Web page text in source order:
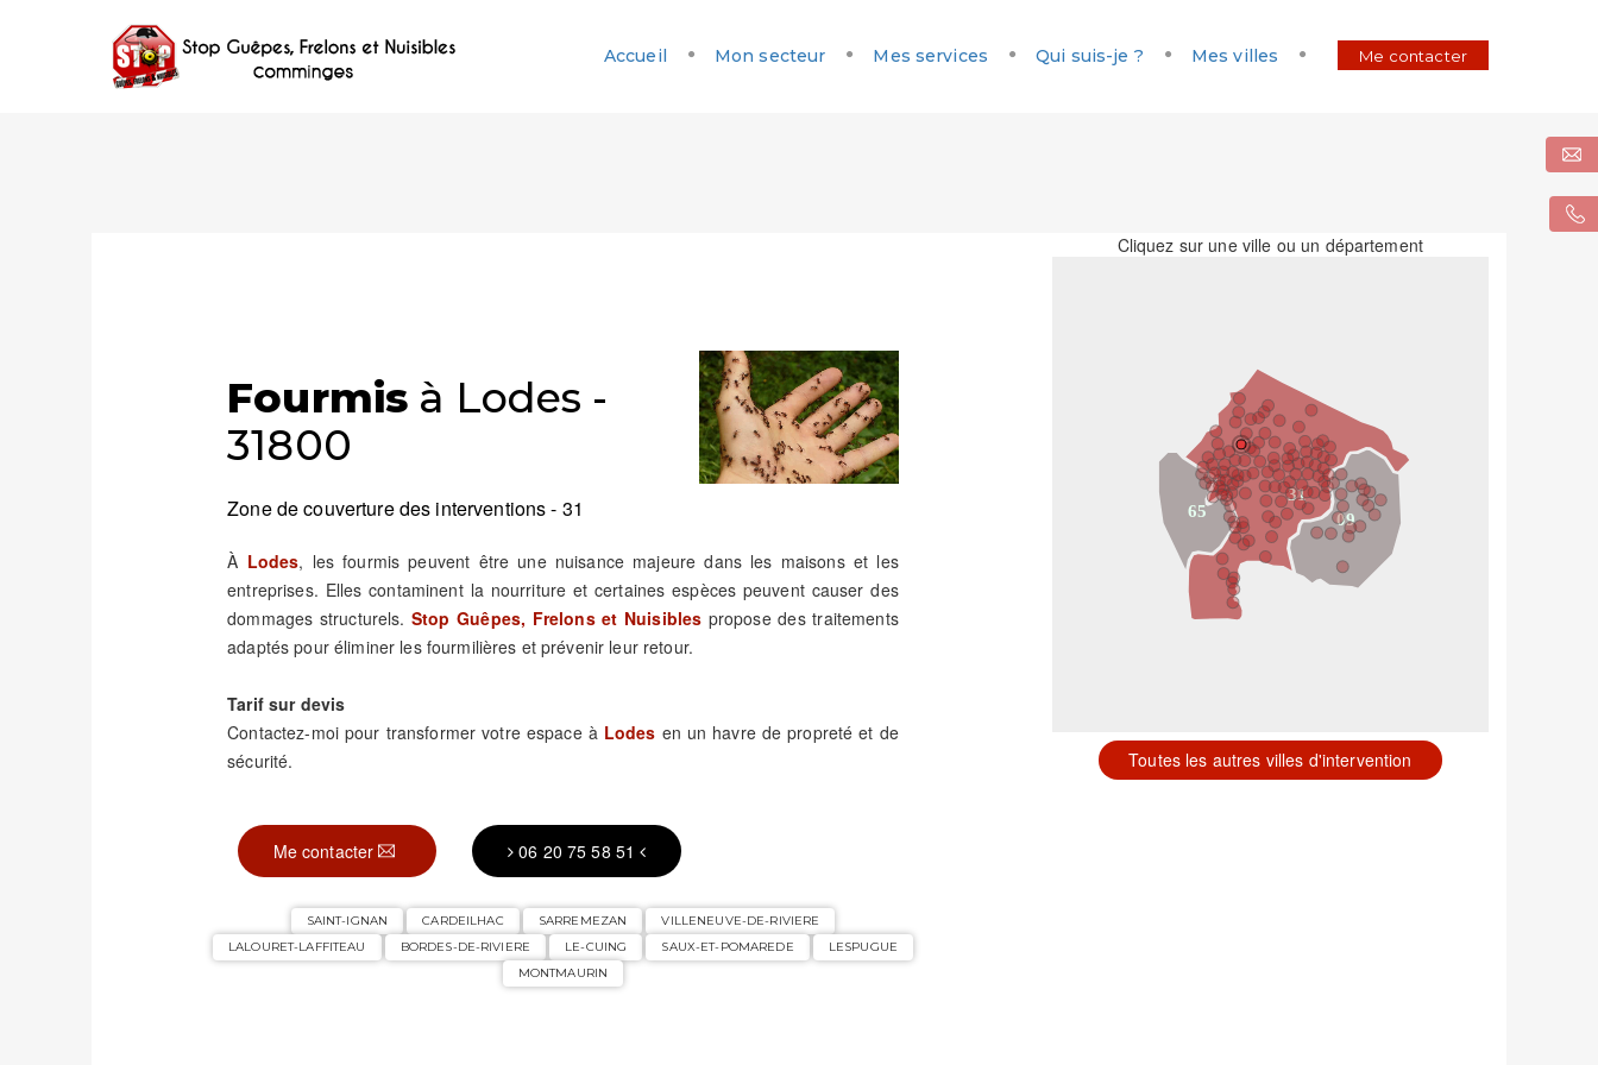
Accueil Mon secteur Mes services Qui suis-je ? Mes villes Me contacter
Fourmis à Lodes -
31800
Zone de couverture des interventions - 31
À Lodes, les fourmis peuvent être une nuisance majeure dans les maisons et les
entreprises. Elles contaminent la nourriture et certaines espèces peuvent causer des
dommages structurels.Stop Guêpes, Frelons et Nuisibles propose des traitements
adaptés pour éliminer les fourmilières et prévenir leur retour.
Tarif sur devis
Contactez-moi pour transformer votre espace à Lodes en un havre de propreté et de
sécurité.
Me contacter 06 20 75 58 51
SAINT-IGNAN CARDEILHAC SARREMEZAN
VILLENEUVE-DE-RIVIERE
LALOURET-LAFFITEAU
BORDES-DE-RIVIERE LE-CUING SAUX-ET-POMAREDE
LESPUGUE
MONTMAURIN
Cliquez sur une ville ou un département
31
09
65
Toutes les autres villes d'intervention